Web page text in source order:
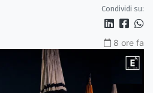
Condividi su:
8 ore fa